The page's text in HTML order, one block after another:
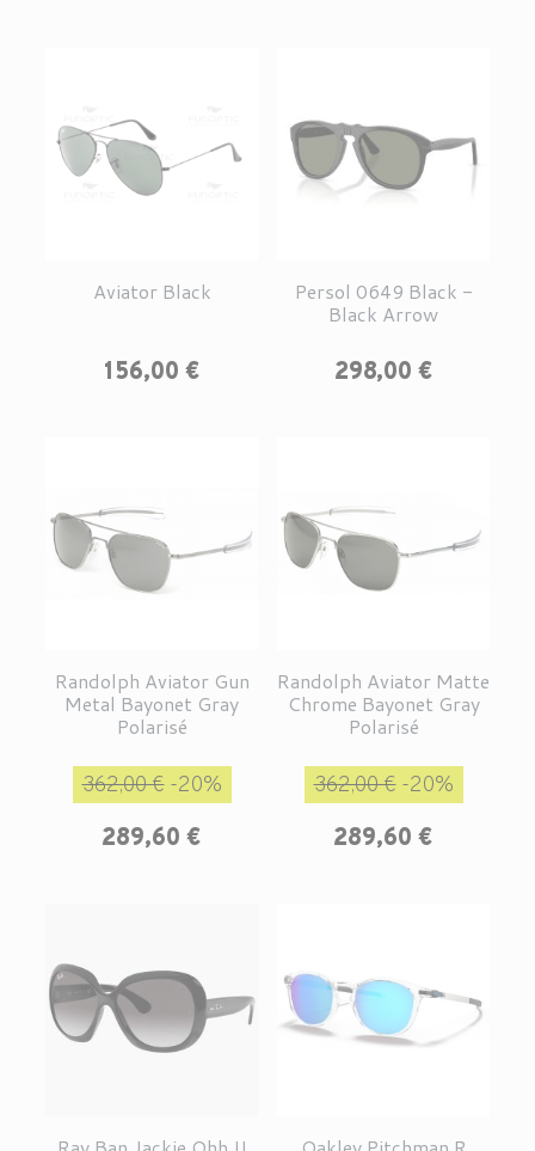
Aviator Black
Prix
156,00 €
Persol 0649 Black -
Black Arrow
Prix
298,00 €
Randolph Aviator Gun
Metal Bayonet Gray
Polarisé
Prix de base
362,00 €-20%
289,60 €
Randolph Aviator Matte
Chrome Bayonet Gray
Polarisé
Prix de base
362,00 €-20%
289,60 €